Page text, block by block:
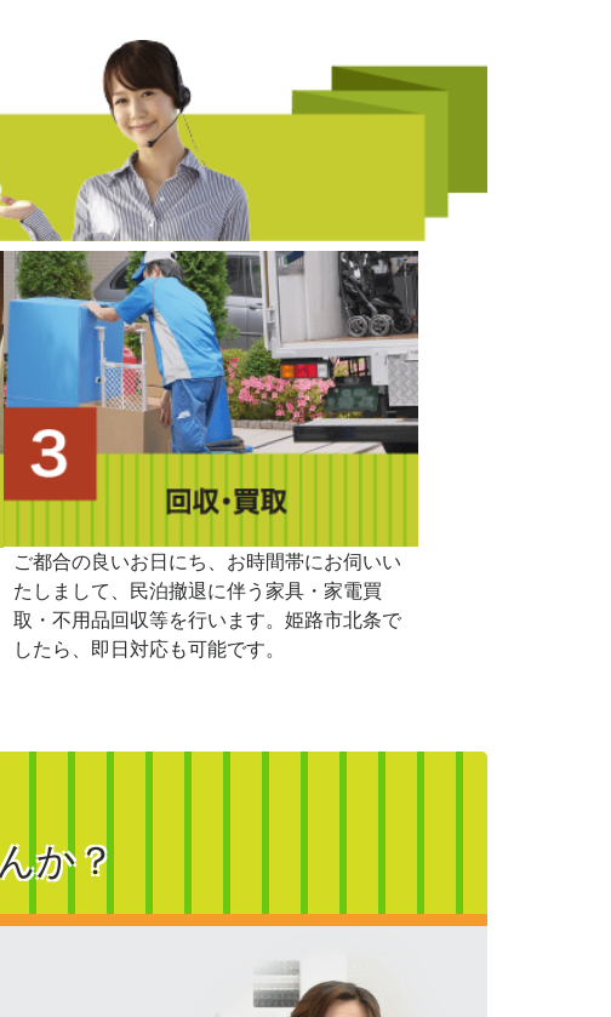
ご都合の良いお日にち、お時間帯にお伺いい
たしまして、民泊撤退に伴う家具・家電買
取・不用品回収等を行います。姫路市北条で
したら、即日対応も可能です。
か？